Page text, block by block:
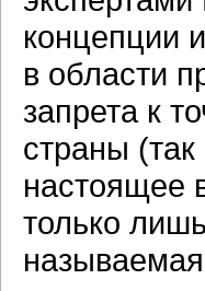
концепции
в области
запрета к
страны
настоящее
только